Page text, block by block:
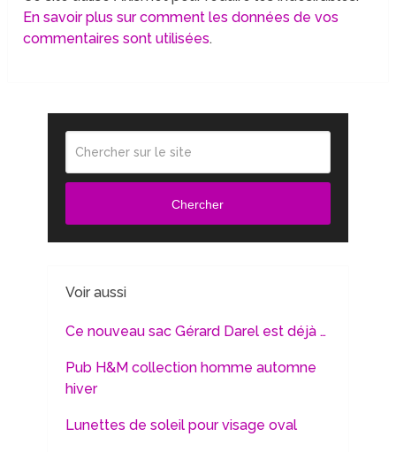
En savoir plus sur comment les données de vos
commentaires sont utilisées.
Chercher
Voir aussi
Ce nouveau sac Gérard Darel est déjà …
Pub H&M collection homme automne
hiver
Lunettes de soleil pour visage oval